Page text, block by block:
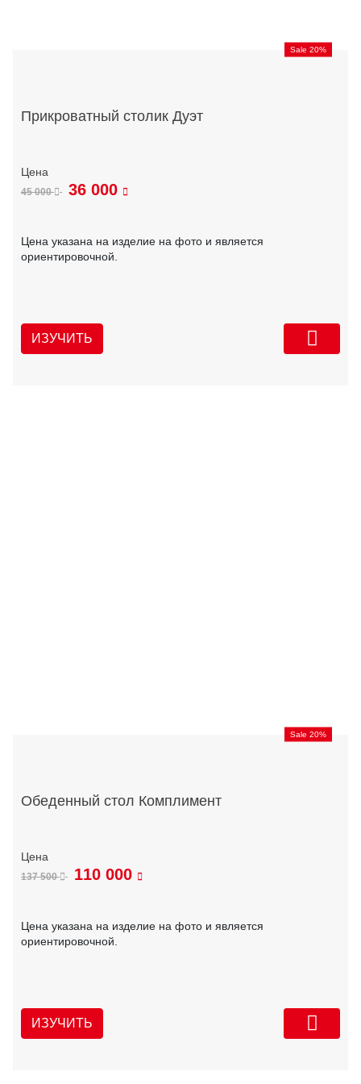
Sale 20%
Прикроватный столик Дуэт
45 000 36 000
Цена указана на изделие на фото и является
ориентировочной.
ИЗУЧИТЬ
Sale 20%
Обеденный стол Комплимент
137 500 110 000
Цена указана на изделие на фото и является
ориентировочной.
ИЗУЧИТЬ